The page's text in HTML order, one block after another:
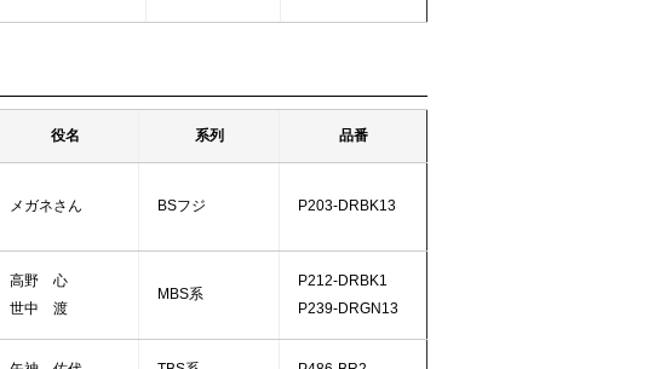
役名 系列 品番
メガネさん BSフジ P203-DRBK13
高野 心
世中 渡
MBS系
P212-DRBK1
P239-DRGN13